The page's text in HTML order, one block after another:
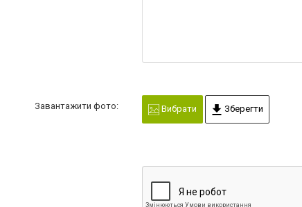
Завантажити фото: Вибрати Зберегти